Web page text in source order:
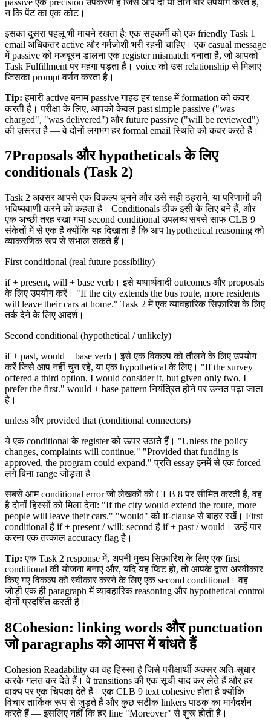
न कि पेंट का एक कोट।
इसका दूसरा पहलू भी मायने रखता है: एक सहकर्मी को एक friendly Task 1
email अधिकतर active और गर्मजोशी भरी रहनी चाहिए। एक casual message
में passive को मजबूरन डालना एक register mismatch बनाता है, जो आपको
Task Fulfillment पर महंगा पड़ता है। voice को उस relationship से मिलाएं
जिसका prompt वर्णन करता है।
Tip: हमारी active बनाम passive गाइड हर tense में formation को कवर
करती है। परीक्षा के लिए, आपको केवल past simple passive ("was
charged", "was delivered") और future passive ("will be reviewed")
की ज़रूरत है — वे दोनों लगभग हर formal email स्थिति को कवर करते हैं।
7Proposals और hypotheticals के लिए
conditionals (Task 2)
Task 2 अक्सर आपसे एक विकल्प चुनने और उसे सही ठहराने, या परिणामों की
भविष्यवाणी करने को कहता है। Conditionals ठीक इसी के लिए बने हैं, और
एक अच्छी तरह रखा गया second conditional उपलब्ध सबसे साफ CLB 9
संकेतों में से एक है क्योंकि यह दिखाता है कि आप hypothetical reasoning को
व्याकरणिक रूप से संभाल सकते हैं।
First conditional (real future possibility)
if + present, will + base verb। इसे यथार्थवादी outcomes और proposals
के लिए उपयोग करें। "If the city extends the bus route, more residents
will leave their cars at home." Task 2 में एक व्यावहारिक सिफ़ारिश के लिए
तर्क देने के लिए आदर्श।
Second conditional (hypothetical / unlikely)
if + past, would + base verb। इसे एक विकल्प को तौलने के लिए उपयोग
करें जिसे आप नहीं चुन रहे, या एक hypothetical के लिए। "If the survey
offered a third option, I would consider it, but given only two, I
prefer the first." would + base pattern नियंत्रित होने पर उन्नत पढ़ा जाता
है।
unless और provided that (conditional connectors)
ये एक conditional के register को ऊपर उठाते हैं। "Unless the policy
changes, complaints will continue." "Provided that funding is
approved, the program could expand." प्रति essay इनमें से एक forced
लगे बिना range जोड़ता है।
सबसे आम conditional error जो लेखकों को CLB 8 पर सीमित करती है, वह
है दोनों हिस्सों को मिला देना: "If the city would extend the route, more
people will leave their cars." "would" को if-clause से बाहर रखें। First
conditional है if + present / will; second है if + past / would। उन्हें पार
करना एक तत्काल accuracy flag है।
Tip: एक Task 2 response में, अपनी मुख्य सिफ़ारिश के लिए एक first
conditional की योजना बनाएं और, यदि यह फिट हो, तो आपके द्वारा अस्वीकार
किए गए विकल्प को स्वीकार करने के लिए एक second conditional। वह
जोड़ी एक ही paragraph में व्यावहारिक reasoning और hypothetical control
दोनों प्रदर्शित करती है।
8Cohesion: linking words और punctuation
जो paragraphs को आपस में बांधते हैं
Cohesion Readability का वह हिस्सा है जिसे परीक्षार्थी अक्सर अति-सुधार
करके गलत कर देते हैं। वे transitions की एक सूची याद कर लेते हैं और हर
वाक्य पर एक चिपका देते हैं। एक CLB 9 text cohesive होता है क्योंकि
विचार तार्किक रूप से जुड़ते हैं और कुछ सटीक linkers पाठक का मार्गदर्शन
करते हैं — इसलिए नहीं कि हर line "Moreover" से शुरू होती है।